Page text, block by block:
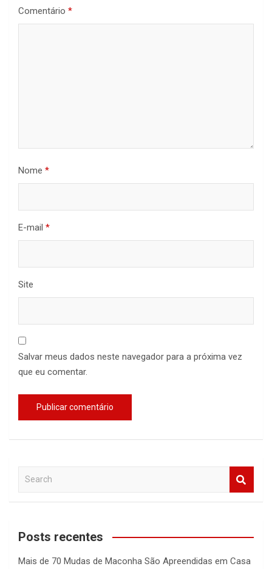
Comentário *
Nome *
E-mail *
Site
Salvar meus dados neste navegador para a próxima vez
que eu comentar.
a
c
Posts recentes
Mais de 70 Mudas de Maconha São Apreendidas em Casa